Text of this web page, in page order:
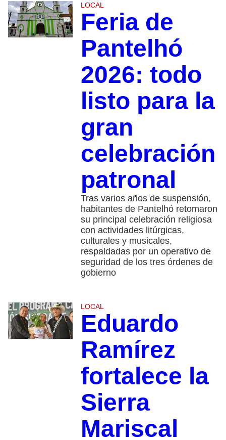
LOCAL
Feria de
Pantelhó
2026: todo
listo para la
gran
celebración
patronal
Tras varios años de suspensión,
habitantes de Pantelhó retomaron
su principal celebración religiosa
con actividades litúrgicas,
culturales y musicales,
respaldadas por un operativo de
seguridad de los tres órdenes de
gobierno
LOCAL
Eduardo
Ramírez
fortalece la
Sierra
Mariscal